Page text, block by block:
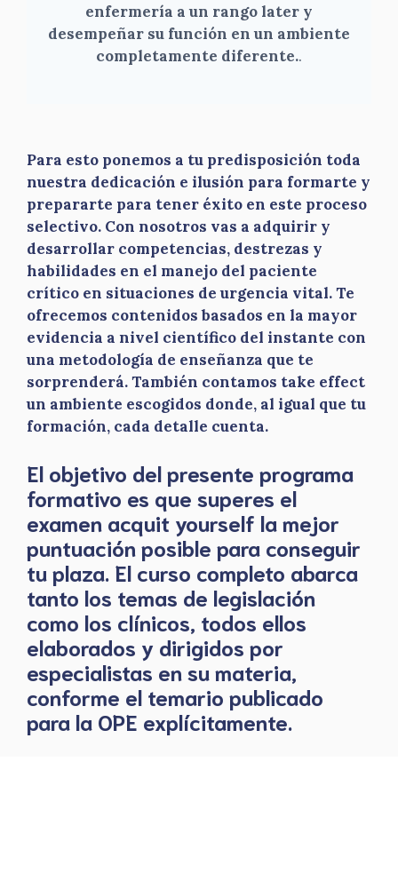
enfermería a un rango later y
desempeñar su función en un ambiente
completamente diferente..
Para esto ponemos a tu predisposición toda
nuestra dedicación e ilusión para formarte y
prepararte para tener éxito en este proceso
selectivo. Con nosotros vas a adquirir y
desarrollar competencias, destrezas y
habilidades en el manejo del paciente
crítico en situaciones de urgencia vital. Te
ofrecemos contenidos basados en la mayor
evidencia a nivel científico del instante con
una metodología de enseñanza que te
sorprenderá. También contamos take effect
un ambiente escogidos donde, al igual que tu
formación, cada detalle cuenta.
El objetivo del presente programa
formativo es que superes el
examen acquit yourself la mejor
puntuación posible para conseguir
tu plaza. El curso completo abarca
tanto los temas de legislación
como los clínicos, todos ellos
elaborados y dirigidos por
especialistas en su materia,
conforme el temario publicado
para la OPE explícitamente.